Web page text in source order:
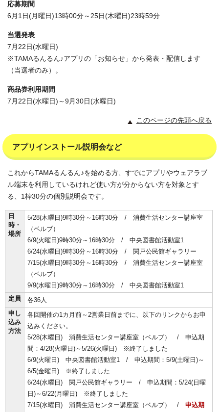
応募期間
6月1日(月曜日)13時00分～25日(木曜日)23時59分
当選発表
7月22日(水曜日)
※TAMAるんるん♪アプリの「お知らせ」から発表・配信します
（当選者のみ）。
商品券利用期間
7月22日(水曜日)～9月30日(水曜日)
このページの先頭へ戻る
アプリインストール説明会など
これからTAMAるんるん♪を始める方、すでにアプリやウェアラブ
ル端末を利用しているけれど使い方が分からない方を対象とす
る、1枠30分の個別説明会です。
日
時・
場所
5/28(木曜日)9時30分～16時30分 / 消費生活センター講座室
（ベルブ）
6/9(火曜日)9時30分～16時30分 / 中央図書館活動室1
6/24(水曜日)9時30分～16時30分 / 関戸公民館ギャラリー
7/15(水曜日)9時30分～16時30分 / 消費生活センター講座室
（ベルブ）
9/9(水曜日)9時30分～16時30分 / 中央図書館活動室1
定員
各36人
申し
込み
方法
各回開催の1カ月前～2営業日前までに、以下のリンクからお申
込みください。
5/28(木曜日) 消費生活センター講座室（ベルブ） / 申込期
間：4/28(火曜日)～5/26(火曜日) ※終了しました
6/9(火曜日) 中央図書館活動室1 / 申込期間：5/9(土曜日)～
6/5(金曜日) ※終了しました
6/24(水曜日) 関戸公民館ギャラリー / 申込期間：5/24(日曜
日)～6/22(月曜日) ※終了しました
7/15(水曜日) 消費生活センター講座室（ベルブ） / 申込期